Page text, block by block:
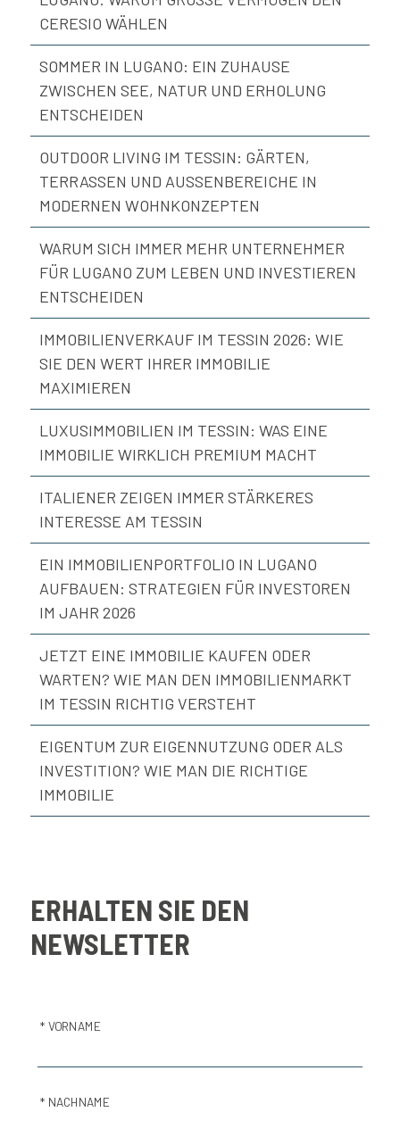
CERESIO WÄHLEN
SOMMER IN LUGANO: EIN ZUHAUSE
ZWISCHEN SEE, NATUR UND ERHOLUNG
ENTSCHEIDEN
OUTDOOR LIVING IM TESSIN: GÄRTEN,
TERRASSEN UND AUSSENBEREICHE IN M
ODERNEN WOHNKONZEPTEN
WARUM SICH IMMER MEHR UNTERNEHMER
FÜR LUGANO ZUM LEBEN UND INVESTIEREN
ENTSCHEIDEN
IMMOBILIENVERKAUF IM TESSIN 2026: WIE
SIE DEN WERT IHRER IMMOBILIE
MAXIMIEREN
LUXUSIMMOBILIEN IM TESSIN: WAS EINE
IMMOBILIE WIRKLICH PREMIUM MACHT
ITALIENER ZEIGEN IMMER STÄRKERES
INTERESSE AM TESSIN
EIN IMMOBILIENPORTFOLIO IN LUGANO
AUFBAUEN: STRATEGIEN FÜR INVESTOREN
IM JAHR 2026
JETZT EINE IMMOBILIE KAUFEN ODER
WARTEN? WIE MAN DEN IMMOBILIENMARKT
IM TESSIN RICHTIG VERSTEHT
EIGENTUM ZUR EIGENNUTZUNG ODER ALS
INVESTITION? WIE MAN DIE RICHTIGE
IMMOBILIE
ERHALTEN SIE DEN
NEWSLETTER
* VORNAME
* NACHNAME